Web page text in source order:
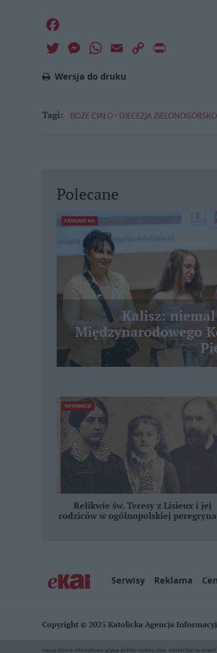
Twitter MessengerWhatsApp
Email
Copy
Wersja do druku
Tagi: BOŻE CIAŁO DIECEZJA
Polecane
PATRONAT KAI
Kalisz:
Międzynarodowego
INFORMACJE
Relikwie św. Teresy z Lisieux i jej
rodziców w ogólnopolskiej
Serwisy Reklama
Copyright © 2025 Katolicka Agencja
Nasza strona internetowa używa plików cookies (tzw. ciasteczka) w